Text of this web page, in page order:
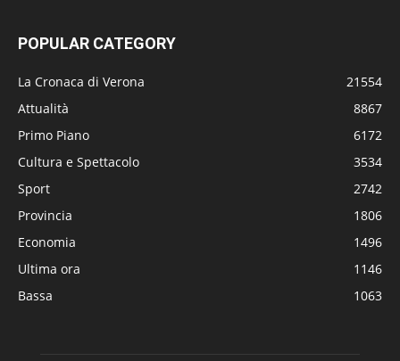
POPULAR CATEGORY
La Cronaca di Verona
21554
Attualità
8867
Primo Piano
6172
Cultura e Spettacolo
3534
Sport
2742
Provincia
1806
Economia
1496
Ultima ora
1146
Bassa
1063